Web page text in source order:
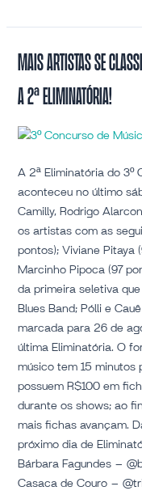
Mais artistas se
a 2ª Eliminatória!
A 2ª Eliminatória do 3º
aconteceu no último
Camilly, Rodrigo
os artistas com as
pontos); Viviane Pitaya
Marcinho Pipoca (97
da primeira seletiva
Blues Band; Pólli e
marcada para 26 de
última Eliminatória. O
músico tem 15 minutos
possuem R$100 em
durante os shows; ao
mais fichas avançam.
próximo dia de
Bárbara Fagundes –
Casaca de Couro –
Mais
artistas
se
para
final!
Confira
como
foi
a
2ª
Eliminatória!